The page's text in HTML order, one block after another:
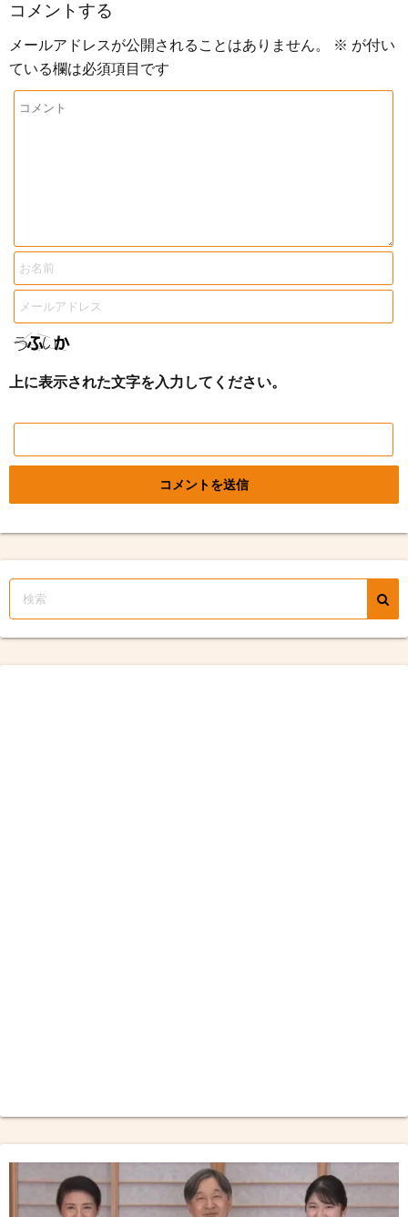
コメントする
メールアドレスが公開されることはありません。 ※ が付い
ている欄は必須項目です
上に表示された文字を入力してください。